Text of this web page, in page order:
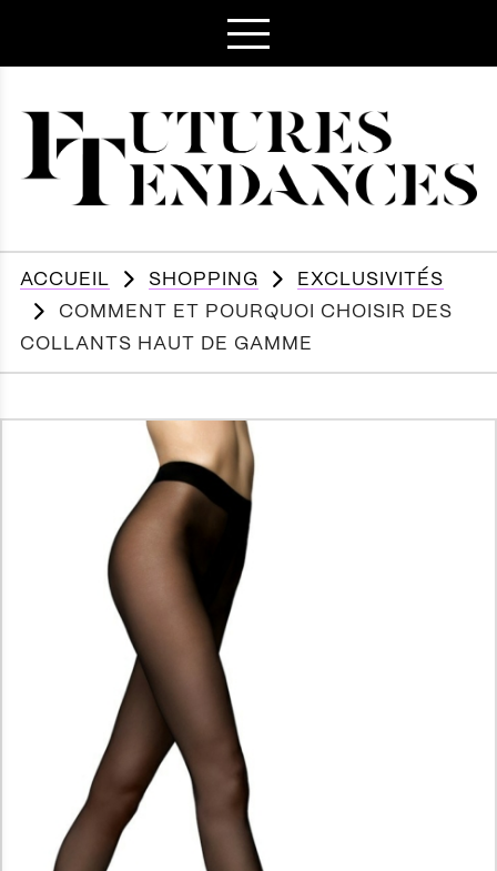
ACCUEIL SHOPPING
EXCLUSIVITÉS
COMMENT ET POURQUOI CHOISIR DES
COLLANTS HAUT DE GAMME